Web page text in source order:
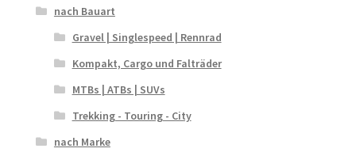
nach Bauart
Gravel | Singlespeed | Rennrad
Kompakt, Cargo und Falträder
MTBs | ATBs | SUVs
Trekking - Touring - City
nach Marke